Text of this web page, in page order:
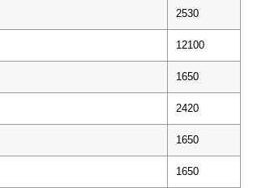
2530
12100
1650
2420
1650
1650